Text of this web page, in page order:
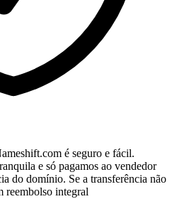
é seguro e fácil.
e só pagamos ao vendedor
do domínio. Se a transferência não
reembolso integral